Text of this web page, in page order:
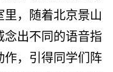
里，随着北京景山
念出不同的语音指
作，引得同学们阵